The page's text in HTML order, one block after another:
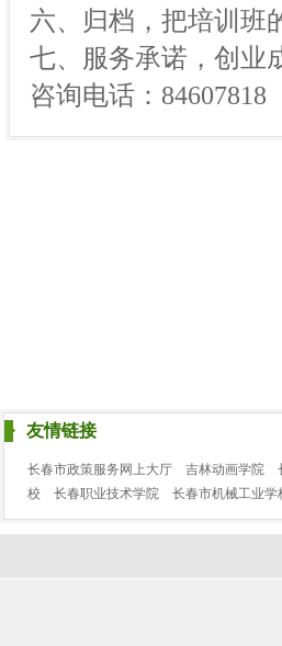
六、归档，把培训班
七、服务承诺，创业
咨询电话：84607818
友情链接
长春市政策服务网上大厅 吉林动画学院
校
长春职业技术学院 长春市机械工业学